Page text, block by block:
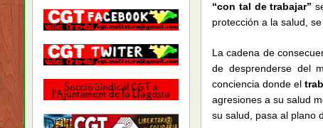
“con tal de trabajar”
protección a la salud,
La cadena de
de desprenderse del
conciencia donde el
agresiones a su salud
su salud, pasa al plano